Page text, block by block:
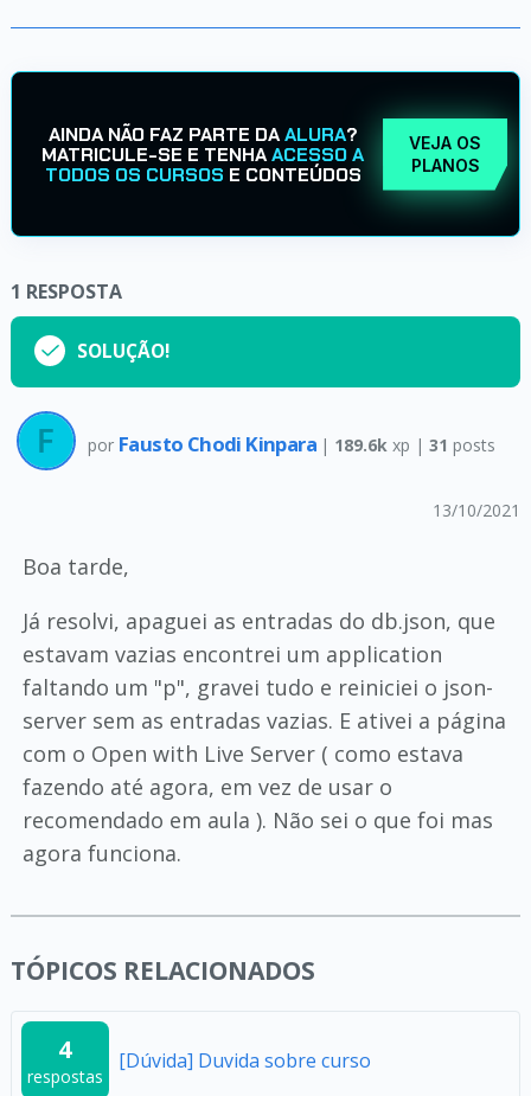
AINDA NÃO FAZ PARTE DAALURA?
MATRICULE-SE E TENHAACESSO A
TODOS OS CURSOS E CONTEÚDOS
VEJA OS
PLANOS
1 RESPOSTA
SOLUÇÃO!
por Fausto Chodi Kinpara | 189.6k xp |31 posts
13/10/2021
Boa tarde,
Já resolvi, apaguei as entradas do db.json, que
estavam vazias encontrei um application
faltando um "p", gravei tudo e reiniciei o json-
server sem as entradas vazias. E ativei a página
com o Open with Live Server ( como estava
fazendo até agora, em vez de usar o
recomendado em aula ). Não sei o que foi mas
agora funciona.
TÓPICOS RELACIONADOS
4
respostas
[Dúvida] Duvida sobre curso